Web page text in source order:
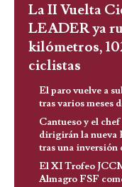
La II Vuelta
LEADER ya
kilómetros,
ciclistas
El paro vuelve a
tras varios meses
Cantueso y el
dirigirán la nueva
tras una inversión
El XI Trofeo
Almagro FSF